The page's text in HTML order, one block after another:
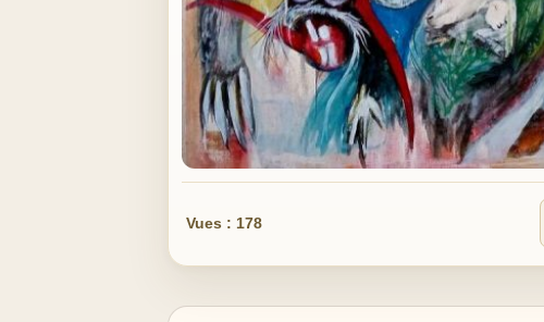
Vues : 178